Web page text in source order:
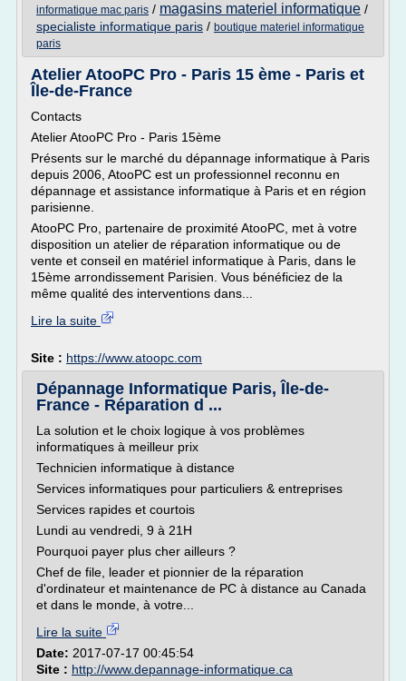
informatique mac paris / magasins materiel informatique /
specialiste informatique paris / boutique materiel informatique
paris
Atelier AtooPC Pro - Paris 15 ème - Paris et
Île-de-France
Contacts
Atelier AtooPC Pro - Paris 15ème
Présents sur le marché du dépannage informatique à Paris
depuis 2006, AtooPC est un professionnel reconnu en
dépannage et assistance informatique à Paris et en région
parisienne.
AtooPC Pro, partenaire de proximité AtooPC, met à votre
disposition un atelier de réparation informatique ou de
vente et conseil en matériel informatique à Paris, dans le
15ème arrondissement Parisien. Vous bénéficiez de la
même qualité des interventions dans...
Lire la suite
Site : https://www.atoopc.com
Dépannage Informatique Paris, Île-de-
France - Réparation d ...
La solution et le choix logique à vos problèmes
informatiques à meilleur prix
Technicien informatique à distance
Services informatiques pour particuliers & entreprises
Services rapides et courtois
Lundi au vendredi, 9 à 21H
Pourquoi payer plus cher ailleurs ?
Chef de file, leader et pionnier de la réparation
d'ordinateur et maintenance de PC à distance au Canada
et dans le monde, à votre...
Lire la suite
Date: 2017-07-17 00:45:54
Site : http://www.depannage-informatique.ca